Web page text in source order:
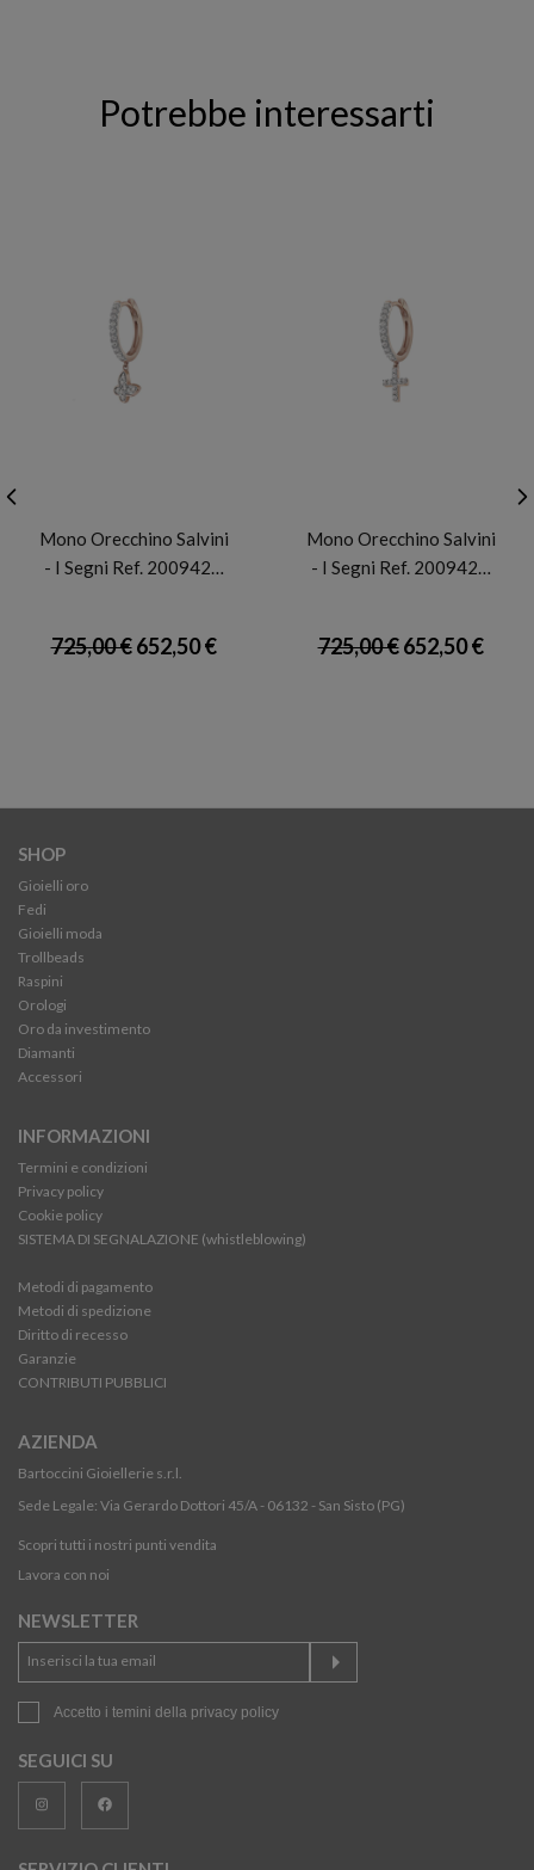
Potrebbe interessarti
Mono Orecchino Salvini
- I Segni Ref. 200942…
725,00 €652,50 €
Mono Orecchino Salvini
- I Segni Ref. 200942…
725,00 €652,50 €
SHOP
Gioielli oro
Fedi
Gioielli moda
Trollbeads
Raspini
Orologi
Oro da investimento
Diamanti
Accessori
INFORMAZIONI
Termini e condizioni
Privacy policy
Cookie policy
SISTEMA DI SEGNALAZIONE (whistleblowing)
Metodi di pagamento
Metodi di spedizione
Diritto di recesso
Garanzie
CONTRIBUTI PUBBLICI
AZIENDA
Bartoccini Gioiellerie s.r.l.
Sede Legale: Via Gerardo Dottori 45/A - 06132 - San Sisto (PG)
Scopri tutti i nostri punti vendita
Lavora con noi
NEWSLETTER
Accetto i temini della privacy policy
SEGUICI SU